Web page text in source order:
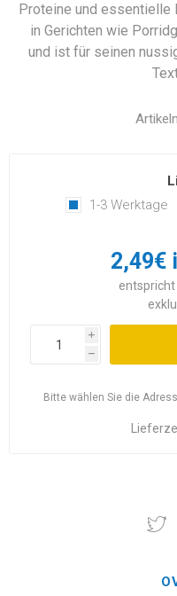
Proteine ​​und essentielle
in Gerichten wie
und ist für seinen
1-3 Werktage
2,49€
entspricht
i
h
Bitte wählen Sie die